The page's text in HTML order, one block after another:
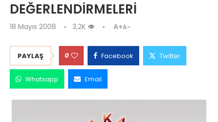
DEĞERLENDİRMELERİ
18 Mayıs 2008 3,2K 👁 A+A-
PAYLAŞ 0 Facebook Twitter
Whatsapp Email